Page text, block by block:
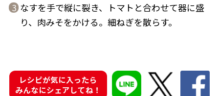
だし粉
商品情報一覧
3 なすを手で縦に裂き、トマトと合わせて器に盛
り、肉みそをかける。細ねぎを散らす。
レシピが気に入ったら
みんなにシェアしてね！